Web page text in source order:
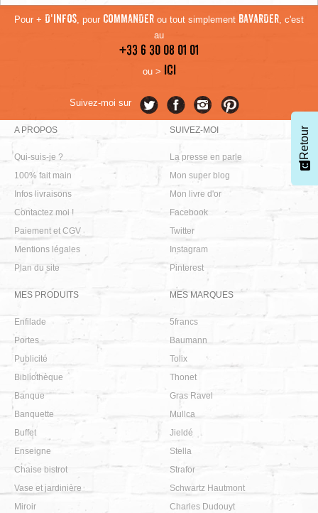
Pour + D'INFOS, pour COMMANDER ou tout simplement BAVARDER, c'est
au
+33 6 30 08 01 01
ou > ICI
Suivez-moi sur
A PROPOS
Qui-suis-je ?
100% fait main
Infos livraisons
Contactez moi !
Paiement et CGV
Mentions légales
Plan du site
SUIVEZ-MOI
La presse en parle
Mon super blog
Mon livre d'or
Facebook
Twitter
Instagram
Pinterest
MES PRODUITS
Enfilade
Portes
Publicité
Bibliothèque
Banque
Banquette
Buffet
Enseigne
Chaise bistrot
Vase et jardinière
Miroir
MES MARQUES
5francs
Baumann
Tolix
Thonet
Gras Ravel
Mullca
Jieldé
Stella
Strafor
Schwartz Hautmont
Charles Dudouyt
Retour